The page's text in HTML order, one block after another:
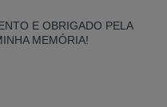
E OBRIGADO PELA
MEMÓRIA!